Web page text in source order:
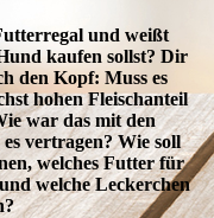
und weißt
kaufen sollst? Dir
den Kopf: Muss es
hohen Fleischanteil
war das mit den
vertragen? Wie soll
welches Futter für
welche Leckerchen